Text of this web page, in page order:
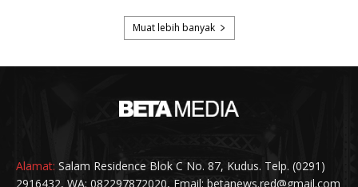
Alamat: Salam Residence Blok C No. 87, Kudus. Telp. (0291)
2916432, WA: 082297872020, Email: betanews.red@gmail.com